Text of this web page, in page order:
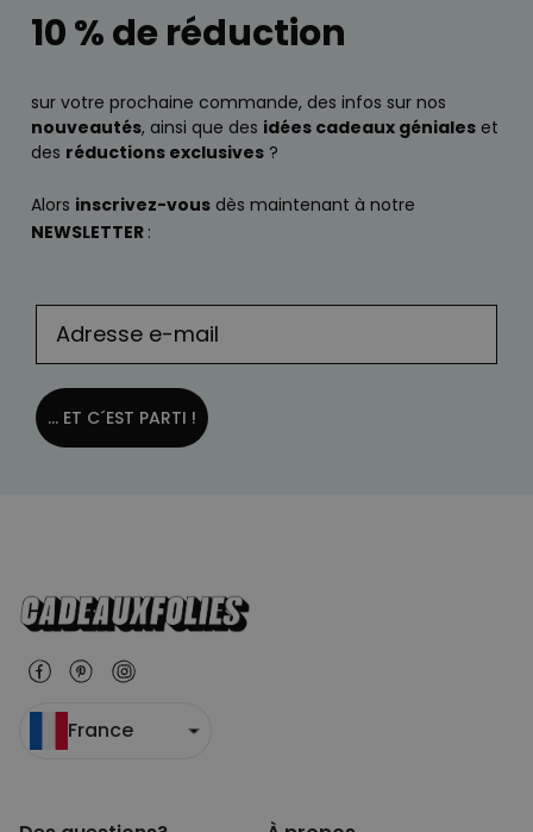
10 % de réduction
sur votre prochaine commande, des infos sur nos
nouveautés, ainsi que des idées cadeaux géniales et
des réductions exclusives ?
Alors inscrivez-vous dès maintenant à notre
NEWSLETTER :
... ET C´EST PARTI !
France